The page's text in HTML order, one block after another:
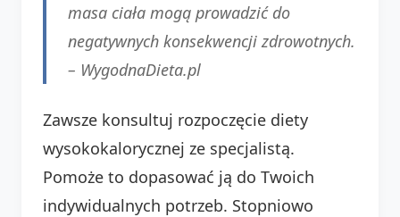
masa ciała mogą prowadzić do
negatywnych konsekwencji zdrowotnych.
– WygodnaDieta.pl
Zawsze konsultuj rozpoczęcie diety
wysokokalorycznej ze specjalistą.
Pomoże to dopasować ją do Twoich
indywidualnych potrzeb. Stopniowo